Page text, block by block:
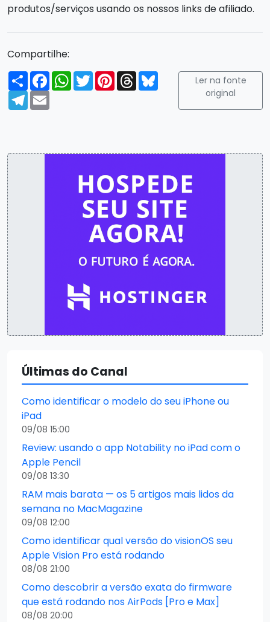
produtos/serviços usando os nossos links de afiliado.
Compartilhe:
Compartilhar
FacebookWhatsApp
TwitterPinterest
ThreadsBluesky
Telegram
Email
Ler na fonte
original
Últimas do Canal
Como identificar o modelo do seu iPhone ou
iPad
09/08 15:00
Review: usando o app Notability no iPad com o
Apple Pencil
09/08 13:30
RAM mais barata — os 5 artigos mais lidos da
semana no MacMagazine
09/08 12:00
Como identificar qual versão do visionOS seu
Apple Vision Pro está rodando
08/08 21:00
Como descobrir a versão exata do firmware
que está rodando nos AirPods [Pro e Max]
08/08 20:00